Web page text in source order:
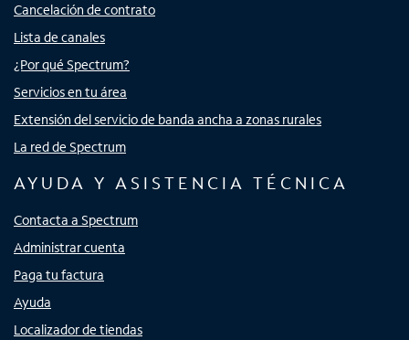
Cancelación de contrato
Lista de canales
¿Por qué Spectrum?
Servicios en tu área
Extensión del servicio de banda ancha a zonas rurales
La red de Spectrum
AYUDA Y ASISTENCIA TÉCNICA
Contacta a Spectrum
Administrar cuenta
Paga tu factura
Ayuda
Localizador de tiendas